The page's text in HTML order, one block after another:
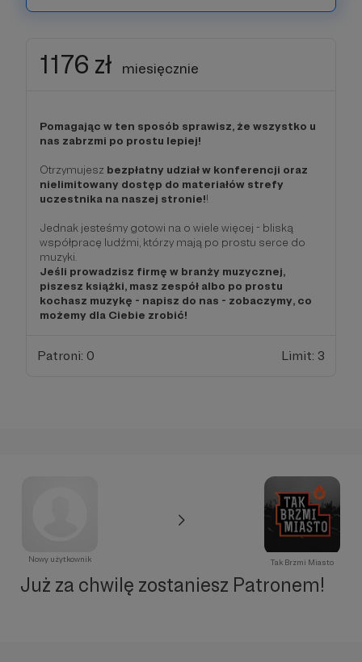
1176 zł miesięcznie
Pomagając w ten sposób sprawisz, że wszystko u
nas zabrzmi po prostu lepiej!
Otrzymujesz bezpłatny udział w konferencji oraz
nielimitowany dostęp do materiałów strefy
uczestnika na naszej stronie!!
Jednak jesteśmy gotowi na o wiele więcej - bliską
współpracę ludźmi, którzy mają po prostu serce do
muzyki.
Jeśli prowadzisz firmę w branży muzycznej,
piszesz książki, masz zespół albo po prostu
kochasz muzykę - napisz do nas - zobaczymy, co
możemy dla Ciebie zrobić!
Patroni: 0 Limit: 3
Nowy użytkownik Tak Brzmi Miasto
Już za chwilę zostaniesz Patronem!